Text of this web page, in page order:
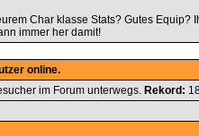
Char klasse Stats? Gutes Equip?
immer her damit!
online.
im Forum unterwegs. Rekord: